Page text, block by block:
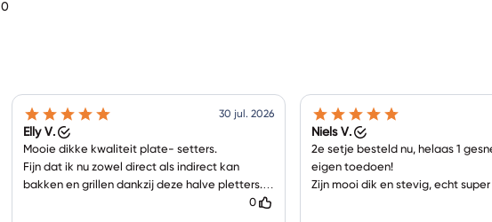
0
30 jul. 2026
Elly V.
Mooie dikke kwaliteit plate- setters.
Fijn dat ik nu zowel direct als indirect kan
bakken en grillen dankzij deze halve pletters.
Ze waren zorgvuldig ingepakt en de bezorging
0
Niels V.
2e setje besteld nu, helaas 1
eigen toedoen!
Zijn mooi dik en stevig, echt